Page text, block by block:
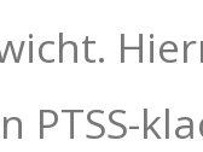
PTSS-